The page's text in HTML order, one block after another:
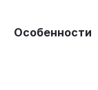
Особенности